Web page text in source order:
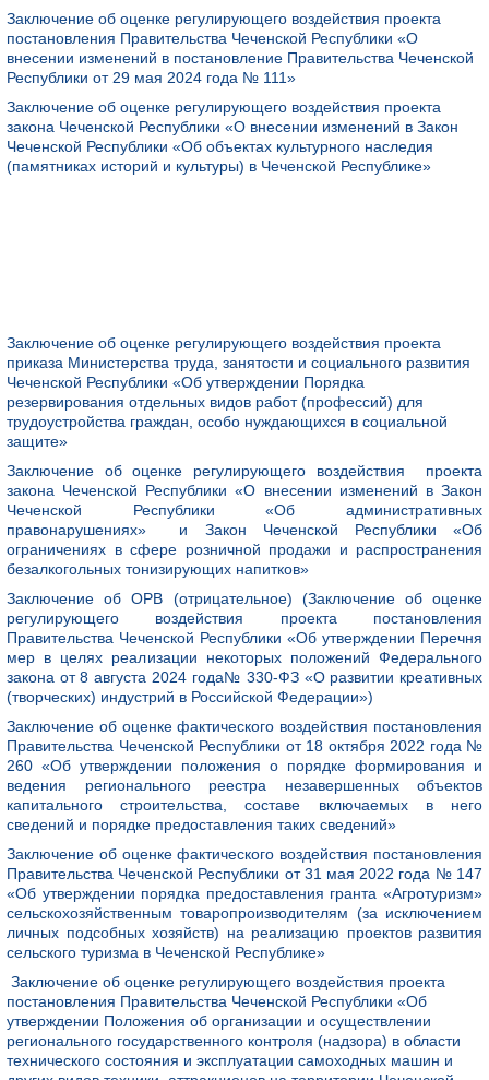
Заключение об оценке регулирующего воздействия проекта
постановления Правительства Чеченской Республики «О
внесении изменений в постановление Правительства Чеченской
Республики от 29 мая 2024 года № 111»
Заключение об оценке регулирующего воздействия проекта
закона Чеченской Республики «О внесении изменений в Закон
Чеченской Республики «Об объектах культурного наследия
(памятниках историй и культуры) в Чеченской Республике»
Заключение об оценке регулирующего воздействия проекта
приказа Министерства труда, занятости и социального развития
Чеченской Республики «Об утверждении Порядка
резервирования отдельных видов работ (профессий) для
трудоустройства граждан, особо нуждающихся в социальной
защите»
Заключение об оценке регулирующего воздействия проекта
закона Чеченской Республики «О внесении изменений в Закон
Чеченской Республики «Об административных
правонарушениях» и Закон Чеченской Республики «Об
ограничениях в сфере розничной продажи и распространения
безалкогольных тонизирующих напитков»
Заключение об ОРВ (отрицательное) (Заключение об оценке
регулирующего воздействия проекта постановления
Правительства Чеченской Республики «Об утверждении Перечня
мер в целях реализации некоторых положений Федерального
закона от 8 августа 2024 года№ 330-ФЗ «О развитии креативных
(творческих) индустрий в Российской Федерации»)
Заключение об оценке фактического воздействия постановления
Правительства Чеченской Республики от 18 октября 2022 года №
260 «Об утверждении положения о порядке формирования и
ведения регионального реестра незавершенных объектов
капитального строительства, составе включаемых в него
сведений и порядке предоставления таких сведений»
Заключение об оценке фактического воздействия постановления
Правительства Чеченской Республики от 31 мая 2022 года № 147
«Об утверждении порядка предоставления гранта «Агротуризм»
сельскохозяйственным товаропроизводителям (за исключением
личных подсобных хозяйств) на реализацию проектов развития
сельского туризма в Чеченской Республике»
Заключение об оценке регулирующего воздействия проекта
постановления Правительства Чеченской Республики «Об
утверждении Положения об организации и осуществлении
регионального государственного контроля (надзора) в области
технического состояния и эксплуатации самоходных машин и